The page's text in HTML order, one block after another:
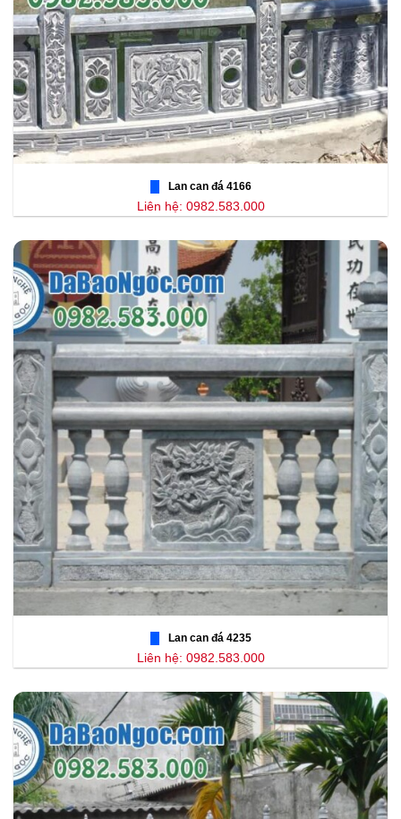
Lan can đá 4166
Liên hệ: 0982.583.000
Lan can đá 4235
Liên hệ: 0982.583.000